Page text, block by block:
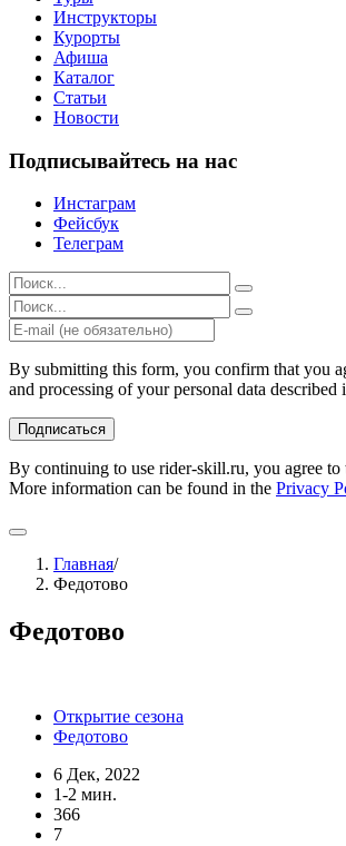
Инструкторы
Курорты
Афиша
Каталог
Статьи
Новости
Подписывайтесь на нас
Инстаграм
Фейсбук
Телеграм
Результаты
поиска
для:
%s:
Результаты
поиска
для:
%s:
By submitting this form, you confirm that you
and processing of your personal data described
Подписаться
By continuing to use rider-skill.ru, you agree to
More information can be found in the Privacy
Главная/
Федотово
Федотово
Открытие сезона
Федотово
6 Дек, 2022
1-2 мин.
366
7